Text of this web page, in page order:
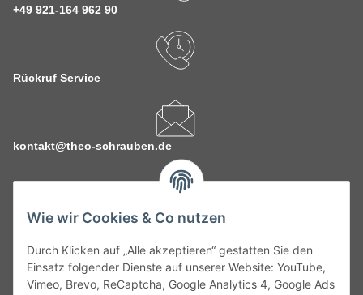
Wie wir Cookies & Co nutzen
Durch Klicken auf „Alle akzeptieren“ gestatten Sie den
Einsatz folgender Dienste auf unserer Website: YouTube,
Vimeo, Brevo, ReCaptcha, Google Analytics 4, Google Ads
+49 921-164 962 90
Rückruf Service
kontakt@theo-schrauben.de
Service